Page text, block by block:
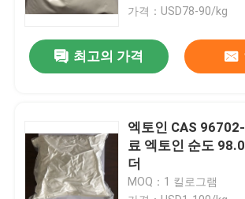
가격：USD78-90/kg
최고의 가격
엑토인 CAS
료 엑토인 순도
더
MOQ：1 킬로그램